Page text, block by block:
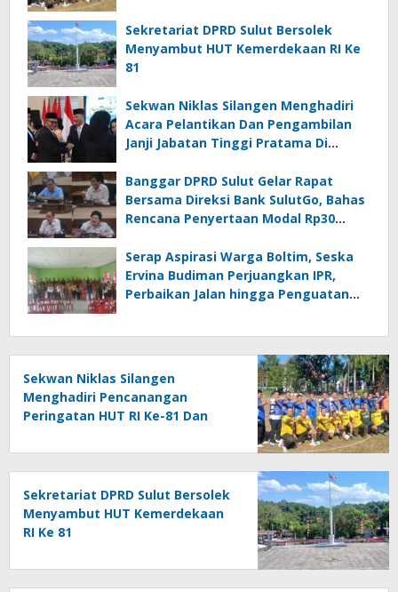
Melawan Tim Kodam XIII Merdeka
Sekretariat DPRD Sulut Bersolek
Menyambut HUT Kemerdekaan RI Ke
81
Sekwan Niklas Silangen Menghadiri
Acara Pelantikan Dan Pengambilan
Janji Jabatan Tinggi Pratama Di
Berikan Ucapan Selamat
Banggar DPRD Sulut Gelar Rapat
Bersama Direksi Bank SulutGo, Bahas
Rencana Penyertaan Modal Rp30
Serap Aspirasi Warga Boltim, Seska
Ervina Budiman Perjuangkan IPR,
Perbaikan Jalan hingga Penguatan
Sekwan Niklas Silangen
Menghadiri Pencanangan
Peringatan HUT RI Ke-81 Dan
Gubernur Fun Game Mini Soccer
Melawan Tim Kodam XIII
Merdeka
Sekretariat DPRD Sulut Bersolek
Menyambut HUT Kemerdekaan
RI Ke 81